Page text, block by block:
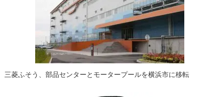
三菱ふそう、部品センターとモータープールを横浜市に移転